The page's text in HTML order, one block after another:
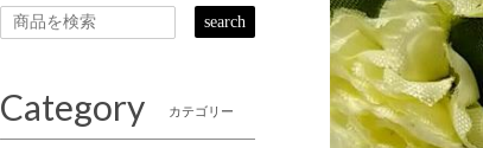
search
Category カテゴリー